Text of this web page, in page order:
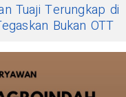
Tuaji Terungkap di
Bukan OTT